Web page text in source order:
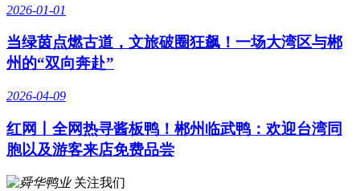
2026-01-01
当绿茵点燃古道，文旅破圈狂飙！一场大湾区与郴
州的“双向奔赴”
2026-04-09
红网丨全网热寻酱板鸭！郴州临武鸭：欢迎台湾同
胞以及游客来店免费品尝
关注我们